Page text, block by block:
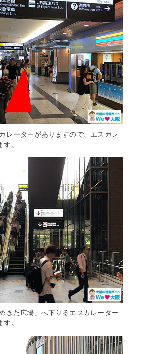
レーターがありますので、エスカレ
。
きた広場」へ下りるエスカレーター
。